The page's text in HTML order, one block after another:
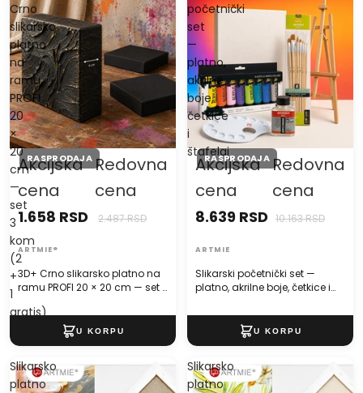
Crno
slikarsko
platno
na
ramu
PROFI
20
×
20
cm
—
set
3
kom
(2
+
1
gratis)
RASPRODAJA
3D+ Crno slikarsko platno na
ramu PROFI 20 × 20 cm — set 3
Akcijska
cena
1.658 RSD
Redovna
cena
2.487 RSD
ARTMIE®
početnički
set
—
platno,
akrilne
boje,
četkice
i
štafelaj
RASPRODAJA
Slikarski početnički set —
platno, akrilne boje, četkice i
Akcijska
cena
8.639 RSD
Redovna
cena
10.163 RSD
ARTMIE
Slikarsko
platno
Slikarsko
platno